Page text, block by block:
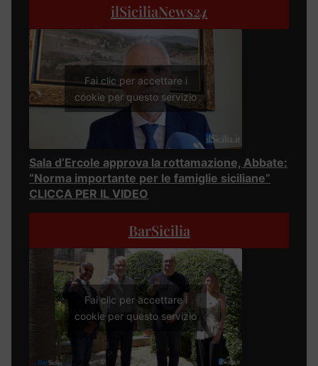
ilSiciliaNews24
Fai clic per accettare i
cookie per questo servizio
Sala d’Ercole approva la rottamazione, Abbate:
“Norma importante per le famiglie siciliane”
CLICCA PER IL VIDEO
BarSicilia
Fai clic per accettare i
cookie per questo servizio